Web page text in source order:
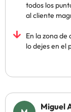
todos los
al cliente
En la zona
lo dejes en el
Miguel